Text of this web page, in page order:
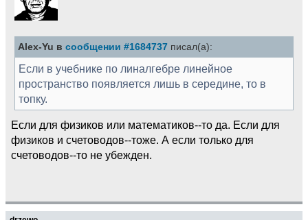
Alex-Yu в сообщении #1684737 писал(а):
Если в учебнике по линалгебре линейное
пространство появляется лишь в середине, то в
топку.
Если для физиков или математиков--то да. Если для
физиков и счетоводов--тоже. А если только для
счетоводов--то не убежден.